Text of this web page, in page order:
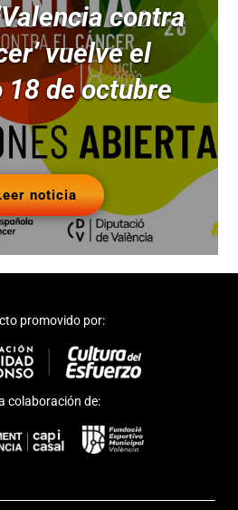
contra
vuelve el
18 de octubre
noticia
promovido por:
colaboración de: